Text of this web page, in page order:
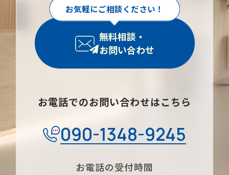
お気軽にご相談ください！
無料相談・
お問い合わせ
お電話でのお問い合わせはこちら
090-1348-9245
お電話の受付時間